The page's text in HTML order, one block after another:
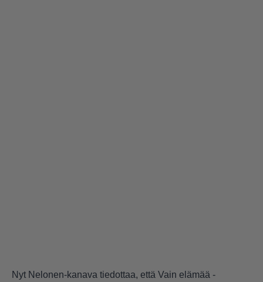
Nyt Nelonen-kanava tiedottaa, että Vain elämää -